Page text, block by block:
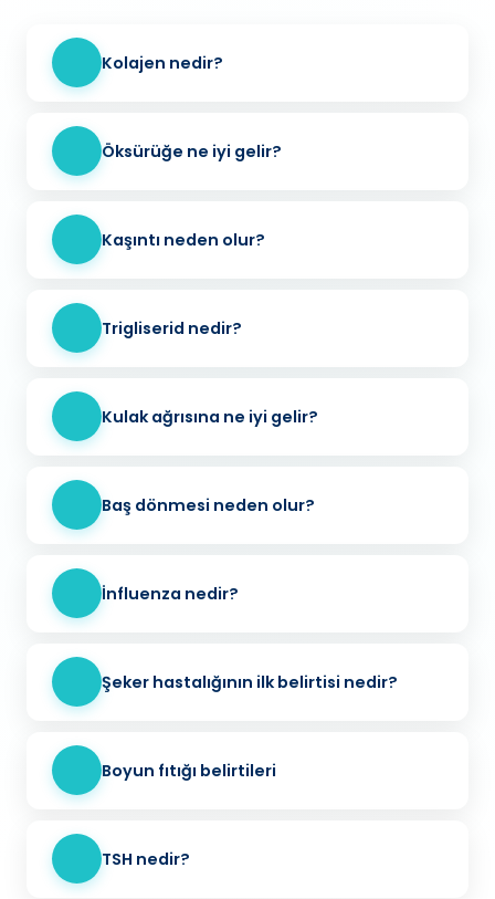
Kolajen nedir?
Öksürüğe ne iyi gelir?
Kaşıntı neden olur?
Trigliserid nedir?
Kulak ağrısına ne iyi gelir?
Baş dönmesi neden olur?
İnfluenza nedir?
Şeker hastalığının ilk belirtisi nedir?
Boyun fıtığı belirtileri
TSH nedir?